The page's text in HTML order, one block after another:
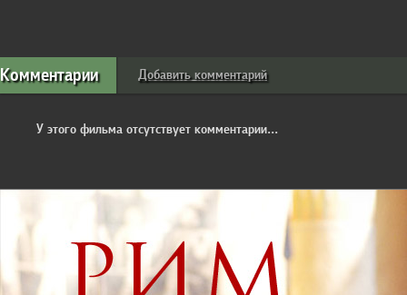
Комментарии Добавить комментарий
У этого фильма отсутствует комментарии...